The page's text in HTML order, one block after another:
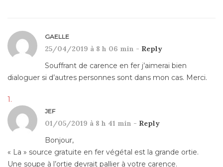
GAELLE
25/04/2019 à 8 h 06 min - Reply
Souffrant de carence en fer j’aimerai bien
dialoguer si d’autres personnes sont dans mon cas. Merci.
JEF
01/05/2019 à 8 h 41 min - Reply
Bonjour,
« La » source gratuite en fer végétal est la grande ortie.
Une soupe à l’ortie devrait pallier à votre carence.